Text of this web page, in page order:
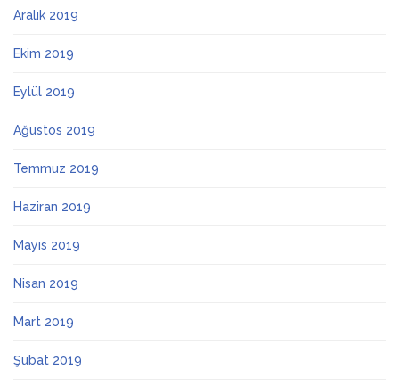
Aralık 2019
Ekim 2019
Eylül 2019
Ağustos 2019
Temmuz 2019
Haziran 2019
Mayıs 2019
Nisan 2019
Mart 2019
Şubat 2019